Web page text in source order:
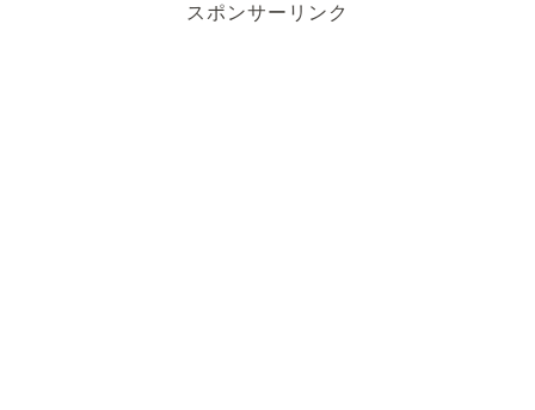
スポンサーリンク